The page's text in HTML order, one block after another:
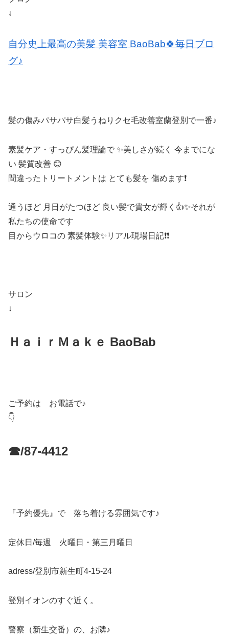
↓
自分史上最高の美髪 美容室 BaoBab🍀毎日ブロ
グ♪
髪の傷みパサパサ白髪うねりクセ毛改善室蘭登別で一番♪
素髪ケア・すっぴん髪理論で ✨美しさが続く 今までにな
い 髪質改善 😊
間違ったトリートメントは とても髪を 傷めます❗️
通うほど 月日がたつほど 良い髪で貴女が輝く👍✨それが
私たちの使命です
目からウロコの 素髪体験✨リアル現場日記❗️❗️
サロン
↓
ＨａｉｒＭａｋｅ BaoBab
ご予約は お電話で♪
👇
☎/87-4412
『予約優先』で 落ち着ける雰囲気です♪
定休日/毎週 火曜日・第三月曜日
adress/登別市新生町4-15-24
登別イオンのすぐ近く。
警察（新生交番）の、お隣♪